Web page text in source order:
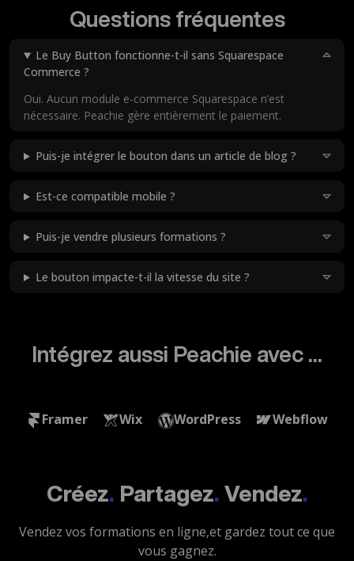
Questions fréquentes
Le Buy Button fonctionne-t-il sans Squarespace
Commerce ?
Oui. Aucun module e-commerce Squarespace n’est
nécessaire. Peachie gère entièrement le paiement.
Puis-je intégrer le bouton dans un article de blog ?
Est-ce compatible mobile ?
Puis-je vendre plusieurs formations ?
Le bouton impacte-t-il la vitesse du site ?
Intégrez aussi Peachie avec ...
Framer Wix WordPress Webflow
Créez. Partagez. Vendez.
Vendez vos formations en ligne,et gardez tout ce que
vous gagnez.